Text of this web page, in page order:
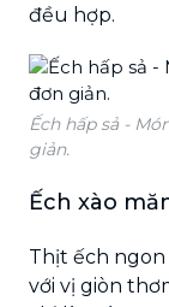
đều hợp.
Ếch hấp sả -
giản.
Ếch xào
Thịt ếch ngon
với vị giòn